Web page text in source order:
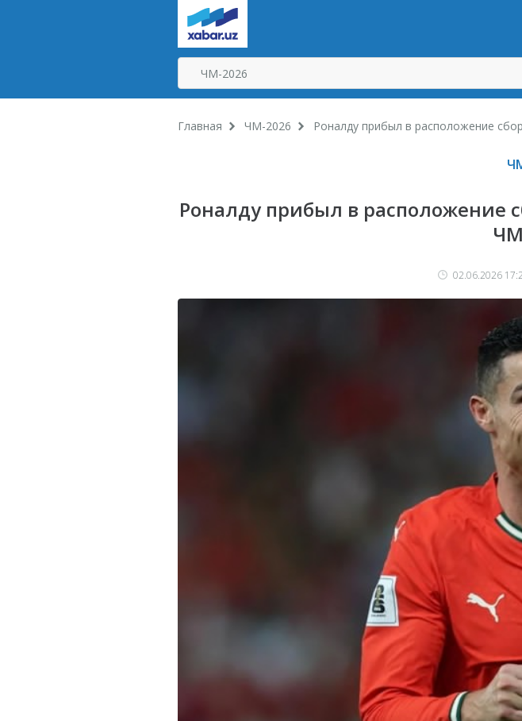
Главная ЧМ-2026 Роналду прибыл в расположение
Роналду прибыл в расположение
02.06.2026